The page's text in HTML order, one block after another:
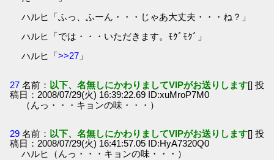
ハルヒ「ふっ、ふーん・・・じゃあ大丈夫・・・ね？」
ハルヒ「では・・・いただきます。ﾓｸﾞﾓｸﾞ」
ハルヒ「>>27 」
27 名前： 以下、名無しにかわりましてVIPがお送りします[] 投
稿日：2008/07/29(火) 16:39:22.69 ID:xuMroP7M0
（んっ・・・キョンの味・・・）
29 名前： 以下、名無しにかわりましてVIPがお送りします[] 投
稿日：2008/07/29(火) 16:41:57.05 ID:HyA7320Q0
ハルヒ（んっ・・・キョンの味・・・）